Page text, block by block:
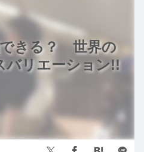
きる？ 世界の
バリエーション!!